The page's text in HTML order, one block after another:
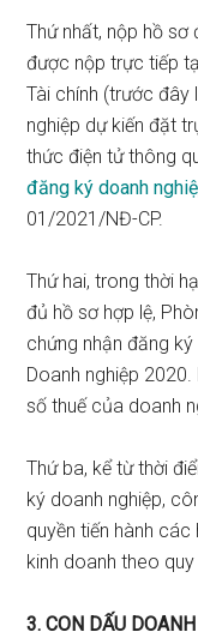
Thứ nhất, nộp hồ
được nộp trực tiếp
Tài chính (trước đây
nghiệp dự kiến đặt
thức điện tử thông
đăng ký doanh
01/2021/NĐ-CP.
Thứ hai, trong thời
đủ hồ sơ hợp lệ,
chứng nhận đăng
Doanh nghiệp
số thuế của doanh
Thứ ba, kể từ thời
ký doanh nghiệp,
quyền tiến hành
kinh doanh theo
3. CON DẤU